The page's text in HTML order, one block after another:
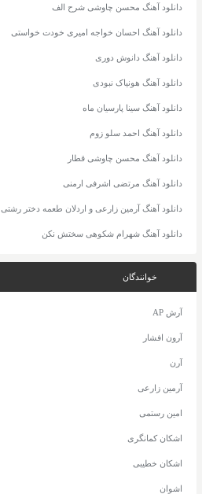
دانلود آهنگ محسن چاوشی شرح الف
دانلود آهنگ احسان خواجه امیری خودت خواستی
دانلود آهنگ دانوش دوری
دانلود آهنگ هونیاک نبودی
دانلود آهنگ سینا پارسیان ماه
دانلود آهنگ احمد سلو زوم
دانلود آهنگ محسن چاوشی قطار
دانلود آهنگ مرتضی اشرفی ارمنی
دانلود آهنگ آرمین زارعی و اردلان طعمه دختر رشتی
دانلود آهنگ شهرام شکوهی سختش نکن
خوانندگان
آرش AP
آرون افشار
آرن
آرمین زارعی
امین رستمی
اشکان کمانگری
اشکان خطیبی
اشوان